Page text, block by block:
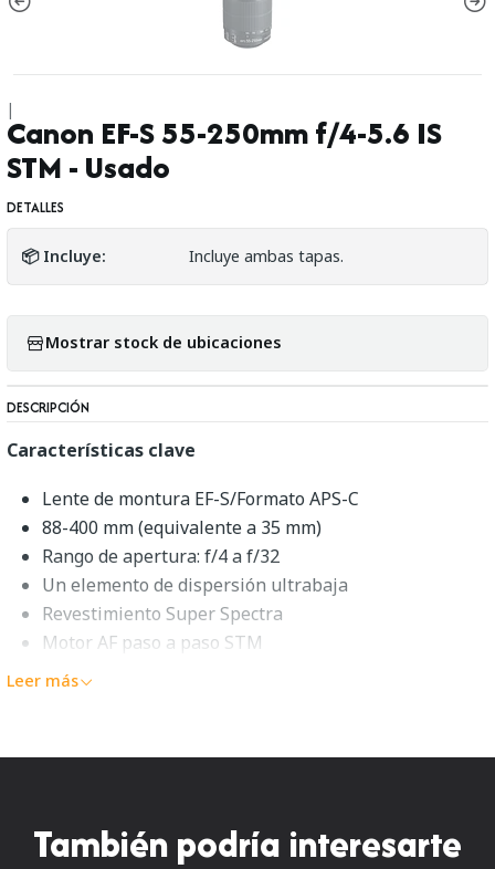
|
Canon EF-S 55-250mm f/4-5.6 IS
STM - Usado
DETALLES
📦 Incluye: Incluye ambas tapas.
Mostrar stock de ubicaciones
DESCRIPCIÓN
Características clave
Lente de montura EF-S/Formato APS-C
88-400 mm (equivalente a 35 mm)
Rango de apertura: f/4 a f/32
Un elemento de dispersión ultrabaja
Revestimiento Super Spectra
Motor AF paso a paso STM
Estabilizador óptico de imagen
Descripción general de la Canon
Adecuado para temas distantes, elEF-S 55-250mm f/4-5.6
IS STMes un zoom equivalente a 88-400 mm para
Leer más
También podría interesarte